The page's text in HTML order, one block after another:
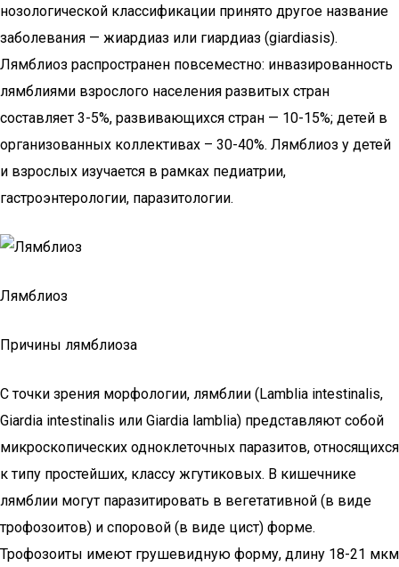
нозологической классификации принято другое название
заболевания — жиардиаз или гиардиаз (giardiasis).
Лямблиоз распространен повсеместно: инвазированность
лямблиями взрослого населения развитых стран
составляет 3-5%, развивающихся стран — 10-15%; детей в
организованных коллективах – 30-40%. Лямблиоз у детей
и взрослых изучается в рамках педиатрии,
гастроэнтерологии, паразитологии.
Лямблиоз
Причины лямблиоза
С точки зрения морфологии, лямблии (Lamblia intestinalis,
Giardia intestinalis или Giardia lamblia) представляют собой
микроскопических одноклеточных паразитов, относящихся
к типу простейших, классу жгутиковых. В кишечнике
лямблии могут паразитировать в вегетативной (в виде
трофозоитов) и споровой (в виде цист) форме.
Трофозоиты имеют грушевидную форму, длину 18-21 мкм